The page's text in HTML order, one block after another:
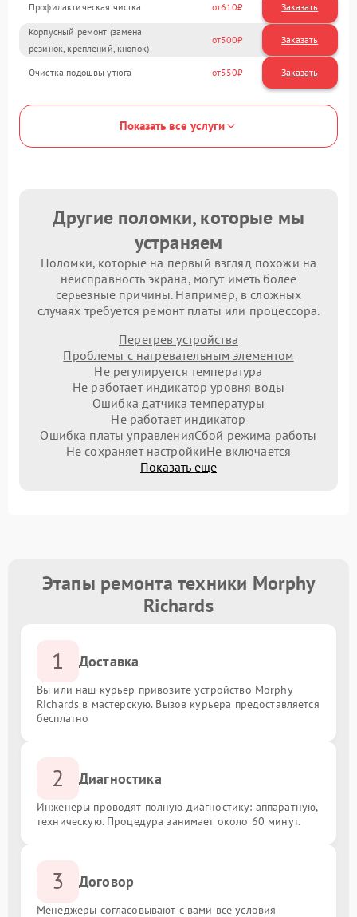
Профилактическая чистка 610
Корпусный ремонт (замена
резинок, креплений, кнопок)
500
Очистка подошвы утюга 550
Показать все услуги
Другие поломки, которые мы
устраняем
Поломки, которые на первый взгляд похожи на
неисправность экрана, могут иметь более
серьезные причины. Например, в сложных
случаях требуется ремонт платы или процессора.
Перегрев устройства
Проблемы с нагревательным элементом
Не регулируется температура
Не работает индикатор уровня воды
Ошибка датчика температуры
Не работает индикатор
Ошибка платы управленияСбой режима работы
Не сохраняет настройкиНе включается
Показать еще
Этапы ремонта техники Morphy
Richards
1 Доставка
Вы или наш курьер привозите устройство Morphy
Richards в мастерскую. Вызов курьера предоставляется
бесплатно
2 Диагностика
Инженеры проводят полную диагностику: аппаратную,
техническую. Процедура занимает около 60 минут.
3 Договор
Менеджеры согласовывают с вами все условия